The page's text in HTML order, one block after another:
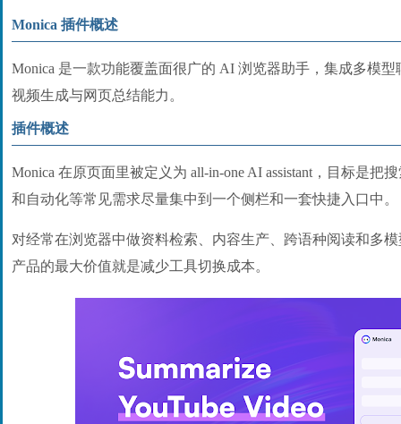
Monica 插件概述
Monica 是一款功能覆盖面很广的 AI 浏览器助手，集成多模
视频生成与网页总结能力。
插件概述
Monica 在原页面里被定义为 all-in-one AI assistant，目标是把
和自动化等常见需求尽量集中到一个侧栏和一套快捷入口中。
对经常在浏览器中做资料检索、内容生产、跨语种阅读和多
产品的最大价值就是减少工具切换成本。